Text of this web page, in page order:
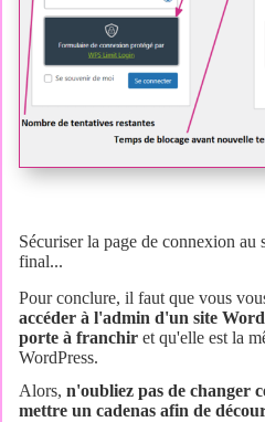
Sécuriser la page de connexion au
final...
Pour conclure, il faut que vous
accéder à l'admin d'un site
porte à franchir et qu'elle est la
WordPress.
Alors, n'oubliez pas de changer
mettre un cadenas afin de